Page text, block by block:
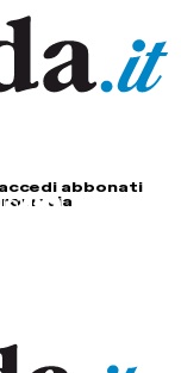
accedi abbonati